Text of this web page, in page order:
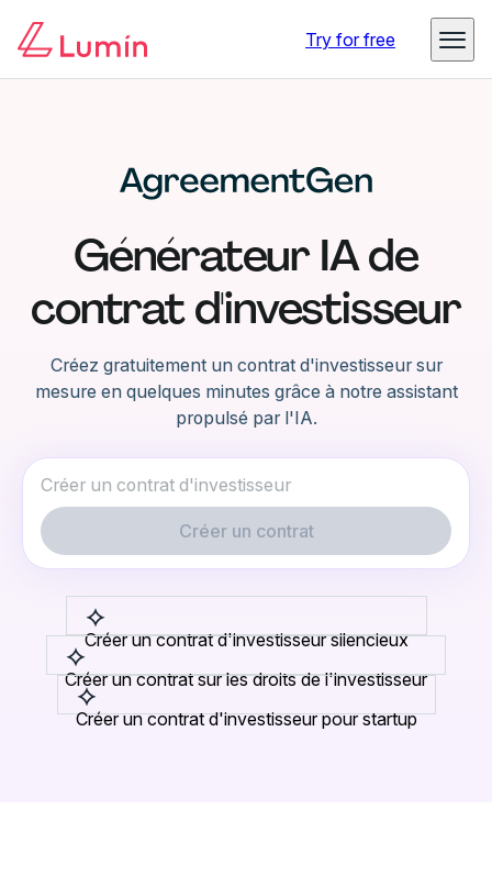
Try for free
Générateur IA de
contrat d'investisseur
Créez gratuitement un contrat d'investisseur sur
mesure en quelques minutes grâce à notre assistant
propulsé par l'IA.
Créer un contrat
Créer un contrat d'investisseur silencieux
Créer un contrat sur les droits de l'investisseur
Créer un contrat d'investisseur pour startup